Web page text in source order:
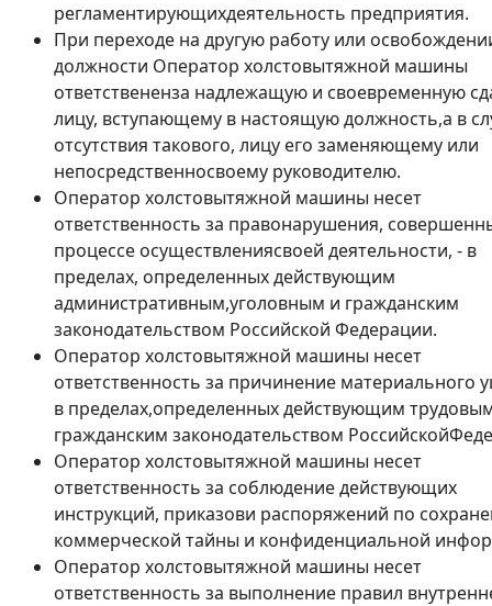
регламентирующихдеятельность предприятия.
При переходе на другую работу или
должности Оператор холстовытяжной машины
ответствененза надлежащую и своевременную
лицу, вступающему в настоящую должность,а в
отсутствия такового, лицу его заменяющему или
непосредственносвоему руководителю.
Оператор холстовытяжной машины несет
ответственность за правонарушения,
процессе осуществлениясвоей деятельности, - в
пределах, определенных действующим
административным,уголовным и гражданским
законодательством Российской Федерации.
Оператор холстовытяжной машины несет
ответственность за причинение материального
в пределах,определенных действующим
гражданским законодательством
Оператор холстовытяжной машины несет
ответственность за соблюдение действующих
инструкций, приказови распоряжений по
коммерческой тайны и конфиденциальной
Оператор холстовытяжной машины несет
ответственность за выполнение правил